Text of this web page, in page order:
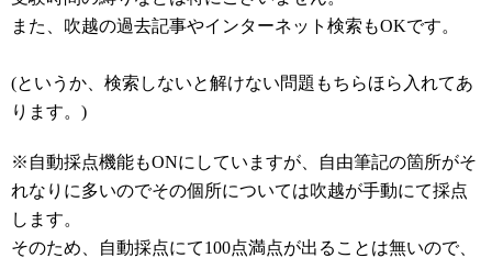
また、吹越の過去記事やインターネット検索もOKです。
(というか、検索しないと解けない問題もちらほら入れてあ
ります。)
※自動採点機能もONにしていますが、自由筆記の箇所がそ
れなりに多いのでその個所については吹越が手動にて採点
します。
そのため、自動採点にて100点満点が出ることは無いので、